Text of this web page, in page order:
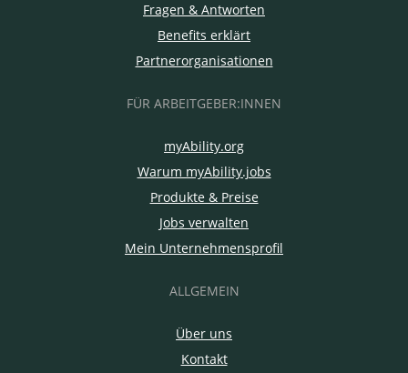
Fragen & Antworten
Benefits erklärt
Partnerorganisationen
FÜR ARBEITGEBER:INNEN
myAbility.org
Warum myAbility.jobs
Produkte & Preise
Jobs verwalten
Mein Unternehmensprofil
ALLGEMEIN
Über uns
Kontakt